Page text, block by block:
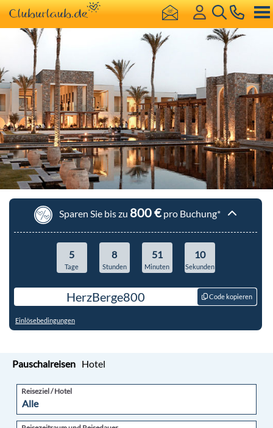
Sparen Sie bis zu 800 € pro Buchung*
Pauschalreisen Hotel
Reiseziel / Hotel
Reisezeitraum und Reisedauer
Flughafen
Reiseteilnehmer
2 Erwachsene
2 Erwachsene